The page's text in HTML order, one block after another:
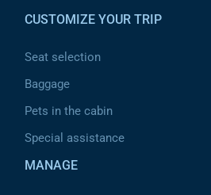
CUSTOMIZE YOUR TRIP
Seat selection
Baggage
Pets in the cabin
Special assistance
MANAGE